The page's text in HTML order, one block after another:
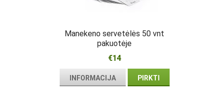
Manekeno servetėlės 50 vnt
pakuotėje
€14
INFORMACIJA PIRKTI